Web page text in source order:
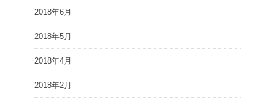
2018年6月
2018年5月
2018年4月
2018年2月